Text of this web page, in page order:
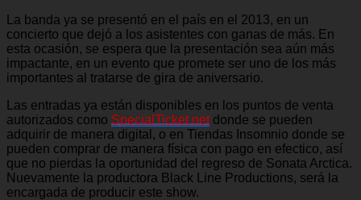
La banda ya se presentó en el país en el 2013, en un
concierto que dejó a los asistentes con ganas de más. En
esta ocasión, se espera que la presentación sea aún más
impactante, en un evento que promete ser uno de los más
importantes al tratarse de gira de aniversario.
Las entradas ya están disponibles en los puntos de venta
autorizados como SpecialTicket.netdonde se pueden
adquirir de manera digital, o en Tiendas Insomnio donde se
pueden comprar de manera física con pago en efectico, así
que no pierdas la oportunidad del regreso de Sonata Arctica.
Nuevamente la productora Black Line Productions, será la
encargada de producir este show.